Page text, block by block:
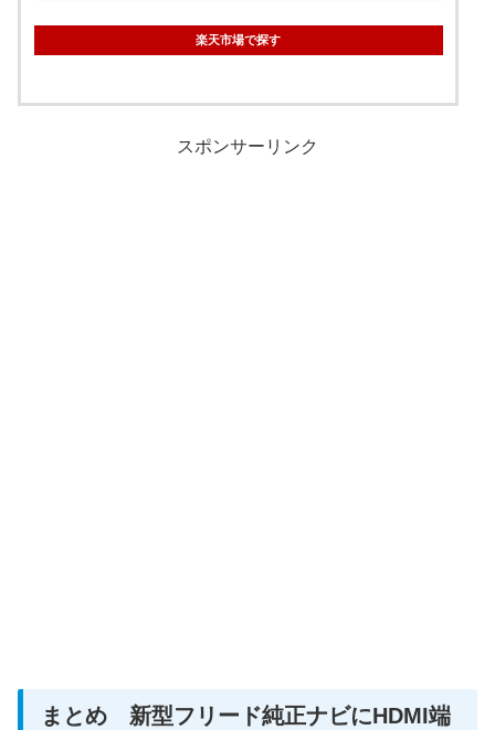
楽天市場で探す
スポンサーリンク
まとめ 新型フリード純正ナビにHDMI端